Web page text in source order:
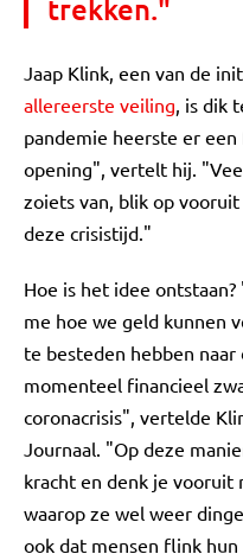
trekken."
Jaap Klink, een van de
allereerste veiling, is dik
pandemie heerste er
opening", vertelt hij.
zoiets van, blik op
deze crisistijd."
Hoe is het idee
me hoe we geld kunnen
te besteden hebben
momenteel financieel
coronacrisis", vertelde
Journaal. "Op deze
kracht en denk je
waarop ze wel weer
ook dat mensen flink